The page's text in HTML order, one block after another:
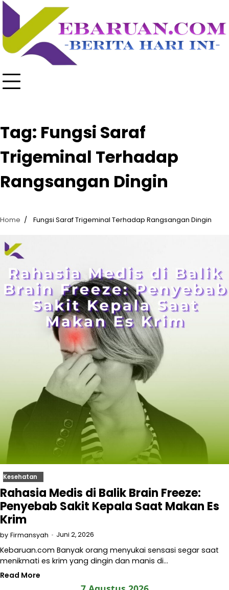
Skip
content
Tag: Fungsi Saraf
Trigeminal Terhadap
Rangsangan Dingin
Home Fungsi Saraf Trigeminal Terhadap Rangsangan Dingin
Kesehatan
Rahasia Medis di Balik Brain Freeze:
Penyebab Sakit Kepala Saat Makan Es
Krim
by Firmansyah Juni 2, 2026
Kebaruan.com Banyak orang menyukai sensasi segar saat
menikmati es krim yang dingin dan manis di…
Read More